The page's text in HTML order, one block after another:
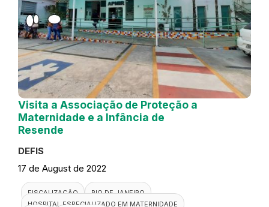
Visita a Associação de Proteção a
Maternidade e a Infância de
Resende
DEFIS
17 de August de 2022
FISCALIZAÇÃO
RIO DE JANEIRO
HOSPITAL ESPECIALIZADO EM MATERNIDADE